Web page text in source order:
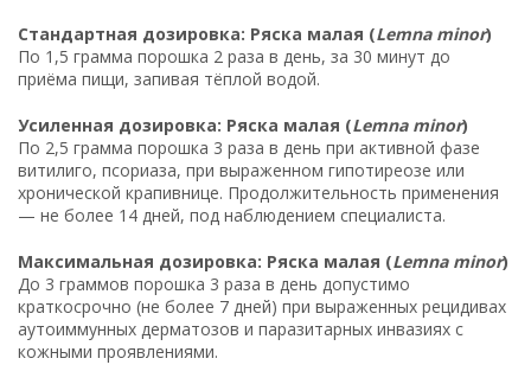
Стандартная дозировка: Ряска малая (Lemna minor)
По 1,5 грамма порошка 2 раза в день, за 30 минут до
приёма пищи, запивая тёплой водой.
Усиленная дозировка: Ряска малая (Lemna minor)
По 2,5 грамма порошка 3 раза в день при активной фазе
витилиго, псориаза, при выраженном гипотиреозе или
хронической крапивнице. Продолжительность применения
— не более 14 дней, под наблюдением специалиста.
Максимальная дозировка: Ряска малая (Lemna minor)
До 3 граммов порошка 3 раза в день допустимо
краткосрочно (не более 7 дней) при выраженных рецидивах
аутоиммунных дерматозов и паразитарных инвазиях с
кожными проявлениями.